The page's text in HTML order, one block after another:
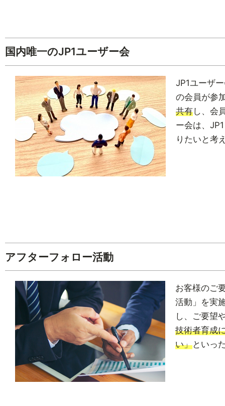
国内唯一のJP1ユーザー会
JP1ユーザ
の会員が参
共有し、会
ー会は、
りたいと考
アフターフォロー活動
お客様のご
活動」を実
し、ご要望
技術者育成
い」といっ